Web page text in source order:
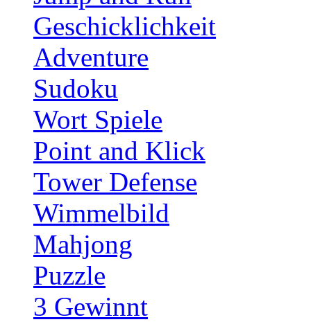
Geschicklichkeit
Adventure
Sudoku
Wort Spiele
Point and Klick
Tower Defense
Wimmelbild
Mahjong
Puzzle
3 Gewinnt